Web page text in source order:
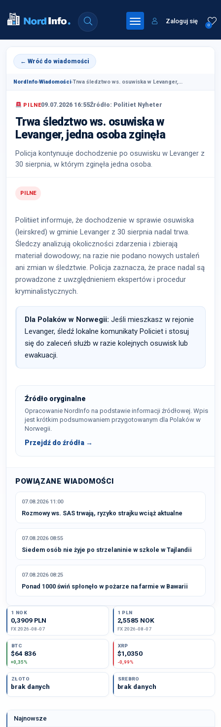
0
Zaloguj się
← Wróć do wiadomości
NordInfo›Wiadomości›Trwa śledztwo ws. osuwiska w Levanger,...
PILNE09.07.2026 16:55Źródło: Politiet Nyheter
Trwa śledztwo ws. osuwiska w
Levanger, jedna osoba zginęła
Policja kontynuuje dochodzenie po osuwisku w Levanger z
30 sierpnia, w którym zginęła jedna osoba.
PILNE
Politiiet informuje, że dochodzenie w sprawie osuwiska
(leirskred) w gminie Levanger z 30 sierpnia nadal trwa.
Śledczy analizują okoliczności zdarzenia i zbierają
materiał dowodowy; na razie nie podano nowych ustaleń
ani zmian w śledztwie. Policja zaznacza, że prace nadal są
prowadzone z uwzględnieniem ekspertów i procedur
kryminalistycznych.
Dla Polaków w Norwegii: Jeśli mieszkasz w rejonie
Levanger, śledź lokalne komunikaty Policiet i stosuj
się do zaleceń służb w razie kolejnych osuwisk lub
ewakuacji.
Źródło oryginalne
Opracowanie NordInfo na podstawie informacji źródłowej. Wpis
jest krótkim podsumowaniem przygotowanym dla Polaków w
Norwegii.
Przejdź do źródła →
POWIĄZANE WIADOMOŚCI
07.08.2026 11:00
Rozmowy ws. SAS trwają, ryzyko strajku wciąż aktualne
07.08.2026 08:55
Siedem osób nie żyje po strzelaninie w szkole w Tajlandii
07.08.2026 08:25
Ponad 1000 świń spłonęło w pożarze na farmie w Bawarii
1 NOK
0,3909 PLN
FX 2026-08-07
1 PLN
2,5585 NOK
FX 2026-08-07
BTC
$64 836
+0,35%
XRP
$1,0350
-0,99%
ZŁOTO
brak danych
SREBRO
brak danych
Najnowsze